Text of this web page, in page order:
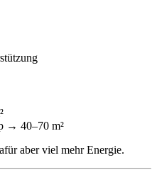
→ 40–70 m²
aber viel mehr Energie.